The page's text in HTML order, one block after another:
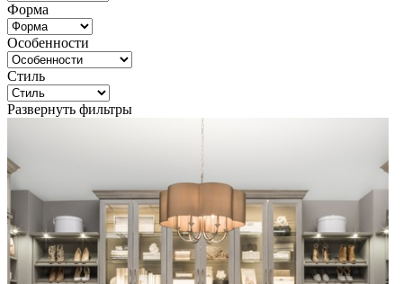
Форма
Особенности
Стиль
Развернуть фильтры